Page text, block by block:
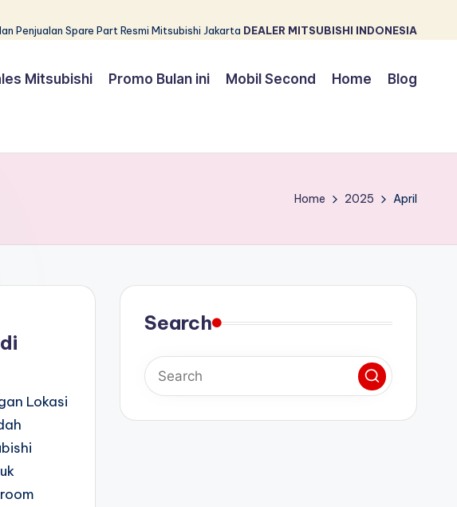
Penjualan Spare Part Resmi Mitsubishi Jakarta DEALER MITSUBISHI INDONESIA
Mitsubishi Promo Bulan ini Mobil Second Home Blog
Home 2025 April
Lokasi
Search